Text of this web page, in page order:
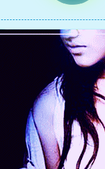
文章分类
播放器
音乐
公告
热评文章